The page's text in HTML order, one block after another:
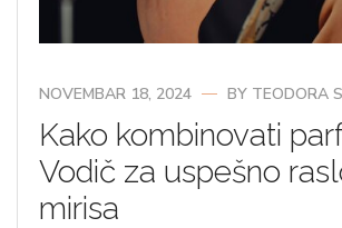
NOVEMBAR 18, 2024 BY TEODORA
Kako kombinovati
Vodič za uspešno
mirisa